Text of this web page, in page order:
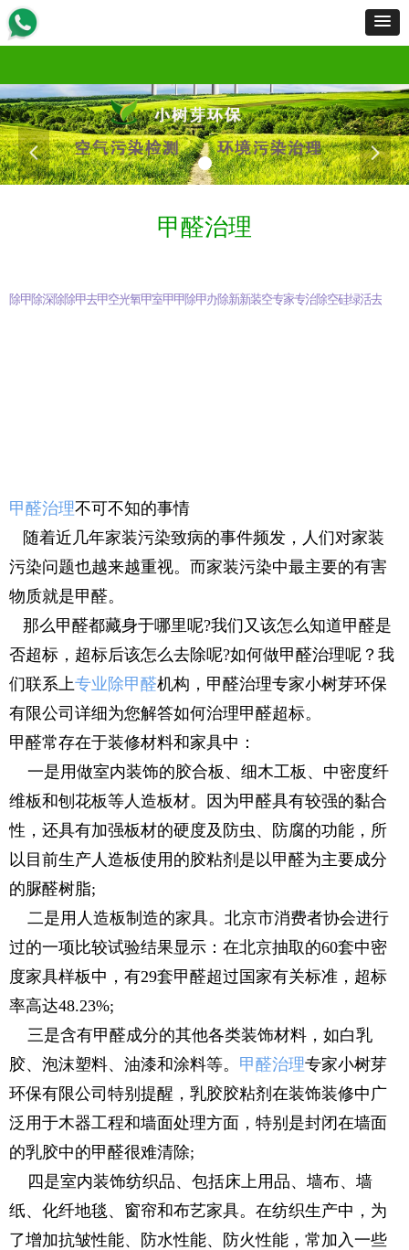
首页 服务范围服务流程工程案例产品展示新闻资讯资质荣誉招商加盟关于我们
联
甲醛治理
넳 넲
甲醛治理不可不知的事情
随着近几年家装污染致病的事件频发，人们对家装
污染问题也越来越重视。而家装污染中最主要的有害
物质就是甲醛。
那么甲醛都藏身于哪里呢?我们又该怎么知道甲醛是
否超标，超标后该怎么去除呢?如何做甲醛治理呢？我
们联系上专业除甲醛机构，甲醛治理专家小树芽环保
有限公司详细为您解答如何治理甲醛超标。
甲醛常存在于装修材料和家具中：
一是用做室内装饰的胶合板、细木工板、中密度纤
维板和刨花板等人造板材。因为甲醛具有较强的黏合
性，还具有加强板材的硬度及防虫、防腐的功能，所
以目前生产人造板使用的胶粘剂是以甲醛为主要成分
的脲醛树脂;
二是用人造板制造的家具。北京市消费者协会进行
过的一项比较试验结果显示：在北京抽取的60套中密
度家具样板中，有29套甲醛超过国家有关标准，超标
率高达48.23%;
三是含有甲醛成分的其他各类装饰材料，如白乳
胶、泡沫塑料、油漆和涂料等。 甲醛治理专家小树芽
环保有限公司特别提醒，乳胶胶粘剂在装饰装修中广
泛用于木器工程和墙面处理方面，特别是封闭在墙面
的乳胶中的甲醛很难清除;
四是室内装饰纺织品、包括床上用品、墙布、墙
纸、化纤地毯、窗帘和布艺家具。在纺织生产中，为
了增加抗皱性能、防水性能、防火性能，常加入一些
除甲醛知识甲醛是什么除甲醛深圳除甲醛除甲醛公司除甲醛最有效方法甲醛检测仪去除甲醛甲醛去除方法空气检测光触媒除甲醛氧触媒除甲醛甲醛检测室内甲醛检测甲醛怎么除甲醛克星除甲醛产品甲醛清除剂知识办公室除甲醛除甲醛专业公司新车除甲醛新房除甲醛装修除甲醛空气污染治理专业检测甲醛家具除甲醛专业除甲醛治理甲醛公司除装修异味空气净化硅藻泥除甲醛绿植除甲醛活性炭除甲醛